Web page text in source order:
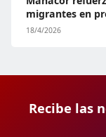
migrantes en
18/4/2026
Recibe las